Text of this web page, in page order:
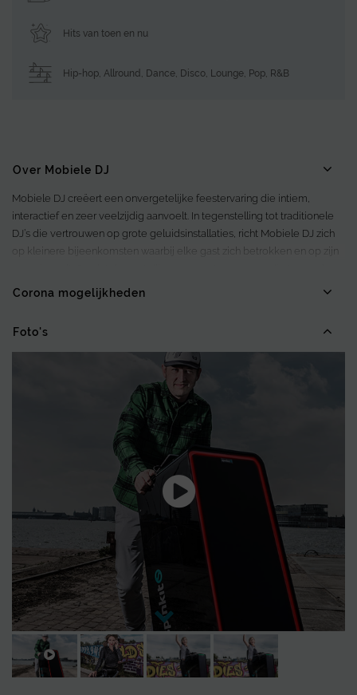
Hits van toen en nu
Hip-hop, Allround , Dance, Disco, Lounge, Pop, R&B
Over Mobiele DJ
Mobiele DJ creëert een onvergetelijke feestervaring die intiem,
interactief en zeer veelzijdig aanvoelt. In tegenstelling tot traditionele
DJ’s die vertrouwen op grote geluidsinstallaties, richt Mobiele DJ zich
op kleinere bijeenkomsten waarbij elke gast zich betrokken en op zijn
is, blijven de geluidsniveaus gedurende het hele evenement
comfortabel, zodat gesprekken mogelijk zijn zonder te hoeven
De DJ bepaalt de sfeer in realtime en beweegt soepel tussen genres
zoals Top 40 hits, soul classics en andere populaire stijlen. Hierdoor
ontstaat een natuurlijke flow en blijft de energie consistent van begin
Dankzij de compacte opstelling verloopt de installatie snel en efficiënt.
Daardoor kan het evenement binnen enkele minuten na aankomst van
start gaan. Dit maakt het een uitstekende keuze voor evenementen
die flexibiliteit, persoonlijke interactie en hoogwaardige muziek in een
Corona mogelijkheden
Foto's